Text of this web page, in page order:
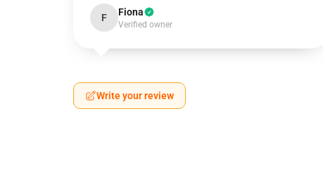
F Fiona
Verified owner
Write your review